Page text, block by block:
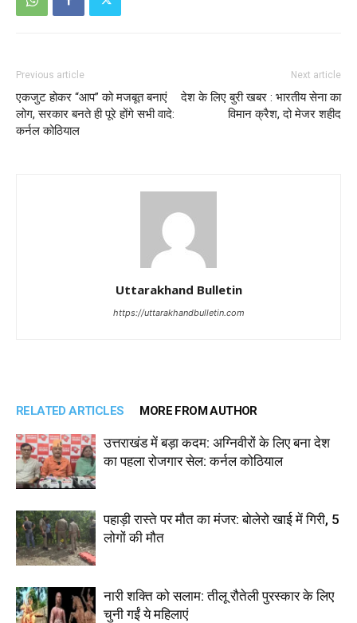
Previous article
एकजुट होकर “आप” को मजबूत बनाएं
लोग, सरकार बनते ही पूरे होंगे सभी वादे:
कर्नल कोठियाल
Next article
देश के लिए बुरी खबर : भारतीय सेना का
विमान क्रैश, दो मेजर शहीद
Uttarakhand Bulletin
https://uttarakhandbulletin.com
RELATED ARTICLES MORE FROM AUTHOR
उत्तराखंड में बड़ा कदम: अग्निवीरों के लिए बना देश
का पहला रोजगार सेल: कर्नल कोठियाल
पहाड़ी रास्ते पर मौत का मंजर: बोलेरो खाई में गिरी, 5
लोगों की मौत
नारी शक्ति को सलाम: तीलू रौतेली पुरस्कार के लिए
चुनी गईं ये महिलाएं